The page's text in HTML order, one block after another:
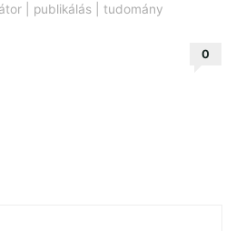
| publikálás| tudomány
0